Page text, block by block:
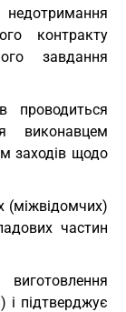
контракту
завдання
проводиться
виконавцем
заходів щодо
(міжвідомчих)
частин
і підтверджує